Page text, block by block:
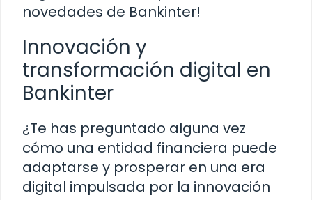
novedades de Bankinter!
Innovación y
transformación digital en
Bankinter
¿Te has preguntado alguna vez
cómo una entidad financiera puede
adaptarse y prosperar en una era
digital impulsada por la innovación